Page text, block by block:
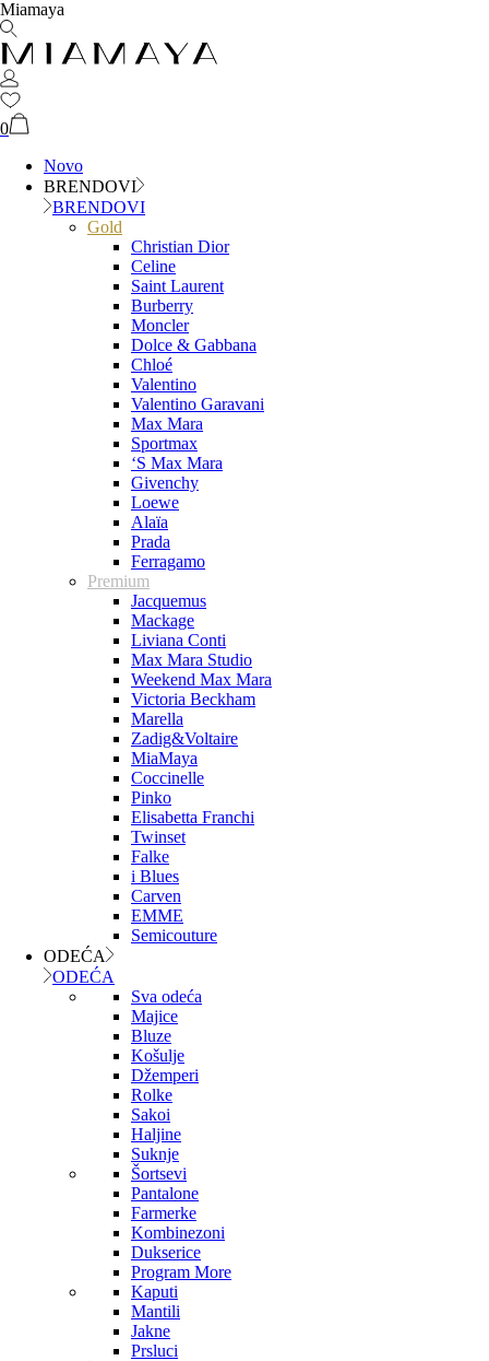
Miamaya
0
Novo
BRENDOVI
BRENDOVI
Gold
Christian Dior
Celine
Saint Laurent
Burberry
Moncler
Dolce & Gabbana
Chloé
Valentino
Valentino Garavani
Max Mara
Sportmax
‘S Max Mara
Givenchy
Loewe
Alaïa
Prada
Ferragamo
Premium
Jacquemus
Mackage
Liviana Conti
Max Mara Studio
Weekend Max Mara
Victoria Beckham
Marella
Zadig&Voltaire
MiaMaya
Coccinelle
Pinko
Elisabetta Franchi
Twinset
Falke
i Blues
Carven
EMME
Semicouture
ODEĆA
ODEĆA
Sva odeća
Majice
Bluze
Košulje
Džemperi
Rolke
Sakoi
Haljine
Suknje
Šortsevi
Pantalone
Farmerke
Kombinezoni
Dukserice
Program More
Kaputi
Mantili
Jakne
Prsluci